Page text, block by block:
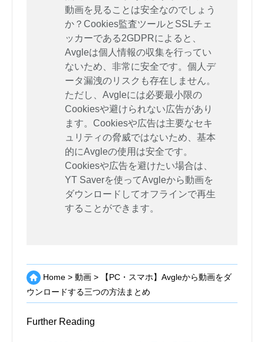
動画を見ることは安全なのでしょう
か？Cookies監査ツールとSSLチェ
ッカーである2GDPRによると、
Avgleは個人情報の収集を行ってい
ないため、非常に安全です。個人デ
ータ漏洩のリスクも存在しません。
ただし、Avgleには必要最小限の
Cookiesや避けられない広告があり
ます。Cookiesや広告は主要なセキ
ュリティの脅威ではないため、基本
的にAvgleの使用は安全です。
Cookiesや広告を避けたい場合は、
YT Saverを使ってAvgleから動画を
ダウンロードしてオフラインで再生
することができます。
Home > 動画 >
【PC・スマホ】Avgleから動画をダ
ウンロードする三つの方法まとめ
Further Reading